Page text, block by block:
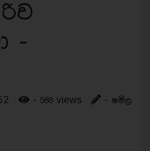
-
- 588 views
- ෂමිල